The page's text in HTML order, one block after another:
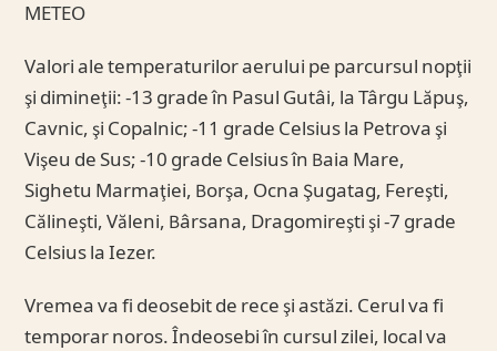
METEO
Valori ale temperaturilor aerului pe parcursul nopţii
şi dimineţii: -13 grade în Pasul Gutâi, la Târgu Lăpuş,
Cavnic, şi Copalnic; -11 grade Celsius la Petrova şi
Vişeu de Sus; -10 grade Celsius în Baia Mare,
Sighetu Marmaţiei, Borşa, Ocna Şugatag, Fereşti,
Călineşti, Văleni, Bârsana, Dragomireşti şi -7 grade
Celsius la Iezer.
Vremea va fi deosebit de rece şi astăzi. Cerul va fi
temporar noros. Îndeosebi în cursul zilei, local va